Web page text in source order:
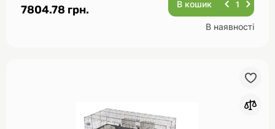
7804.78 грн. В кошик
В наявності